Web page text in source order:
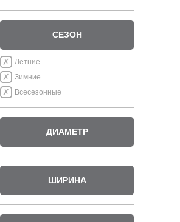
СЕЗОН
Летние
Зимние
Всесезонные
ДИАМЕТР
ШИРИНА